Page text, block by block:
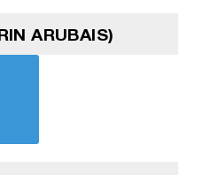
ARUBAIS)